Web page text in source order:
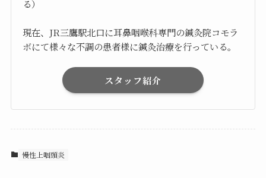
る）
現在、JR三鷹駅北口に耳鼻咽喉科専門の鍼灸院コモラ
ボにて様々な不調の患者様に鍼灸治療を行っている。
スタッフ紹介
慢性上咽頭炎